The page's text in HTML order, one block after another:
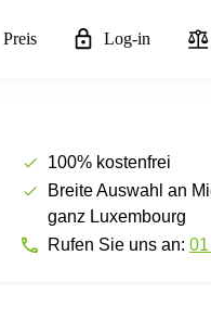
Preis Log-in
100% kostenfrei
Breite Auswahl an
ganz Luxembourg
Rufen Sie uns an: